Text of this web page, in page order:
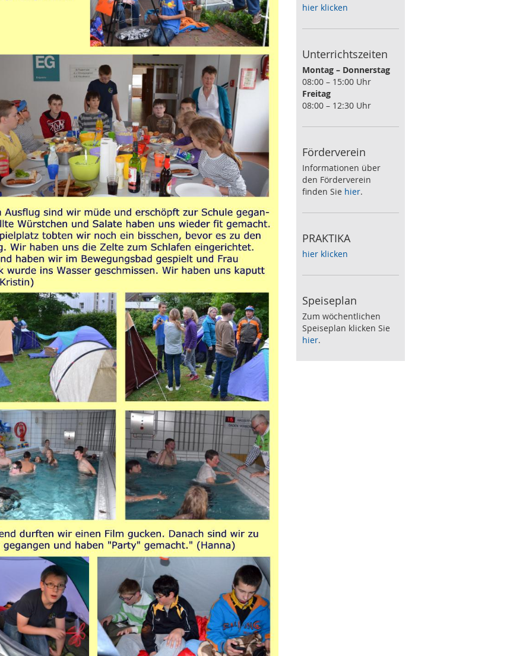
hier klicken
Unterrichtszeiten
Montag – Donnerstag
08:00 – 15:00 Uhr
Freitag
08:00 – 12:30 Uhr
Förderverein
Informationen über
den Förderverein
finden Sie hier.
PRAKTIKA
hier klicken
Speiseplan
Zum wöchentlichen
Speiseplan klicken Sie
hier.